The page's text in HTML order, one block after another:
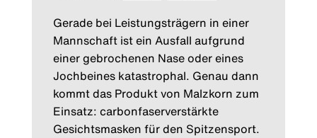
Gerade bei Leistungsträgern in einer
Mannschaft ist ein Ausfall aufgrund
einer gebrochenen Nase oder eines
Jochbeines katastrophal. Genau dann
kommt das Produkt von Malzkorn zum
Einsatz: carbonfaserverstärkte
Gesichtsmasken für den Spitzensport.